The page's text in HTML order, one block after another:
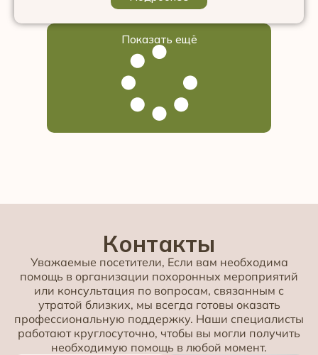
Показать ещё
Контакты
Уважаемые посетители, Если вам необходима
помощь в организации похоронных мероприятий
или консультация по вопросам, связанным с
утратой близких, мы всегда готовы оказать
профессиональную поддержку. Наши специалисты
работают круглосуточно, чтобы вы могли получить
необходимую помощь в любой момент.